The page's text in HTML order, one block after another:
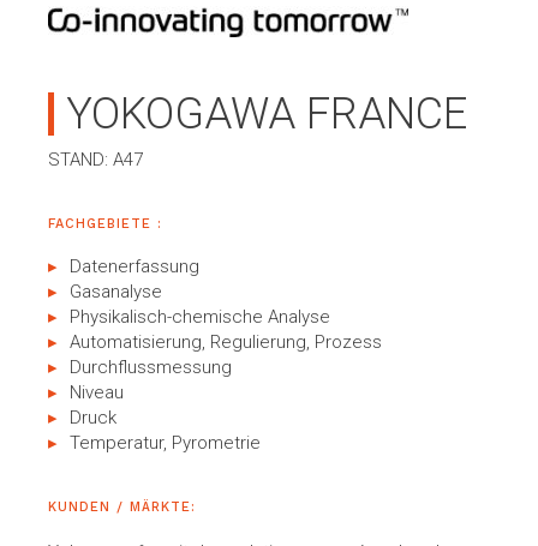
YOKOGAWA FRANCE
STAND: A47
FACHGEBIETE :
Datenerfassung
Gasanalyse
Physikalisch-chemische Analyse
Automatisierung, Regulierung, Prozess
Durchflussmessung
Niveau
Druck
Temperatur, Pyrometrie
KUNDEN / MÄRKTE: